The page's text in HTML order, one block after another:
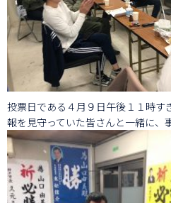
投票日である４月９日午後１１時す
報を見守っていた皆さんと一緒に、